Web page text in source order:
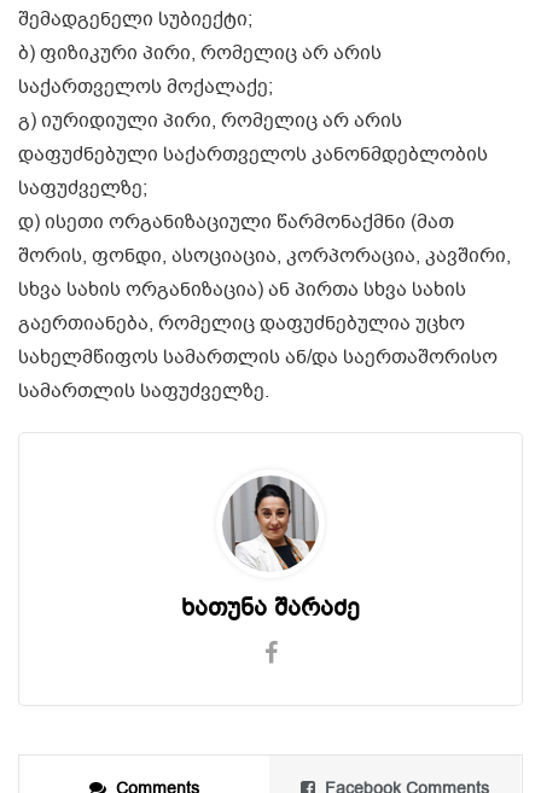
შემადგენელი სუბიექტი;
ბ) ფიზიკური პირი, რომელიც არ არის
საქართველოს მოქალაქე;
გ) იურიდიული პირი, რომელიც არ არის
დაფუძნებული საქართველოს კანონმდებლობის
საფუძველზე;
დ) ისეთი ორგანიზაციული წარმონაქმნი (მათ
შორის, ფონდი, ასოციაცია, კორპორაცია, კავშირი,
სხვა სახის ორგანიზაცია) ან პირთა სხვა სახის
გაერთიანება, რომელიც დაფუძნებულია უცხო
სახელმწიფოს სამართლის ან/და საერთაშორისო
სამართლის საფუძველზე.
ხათუნა შარაძე
Comments Facebook Comments